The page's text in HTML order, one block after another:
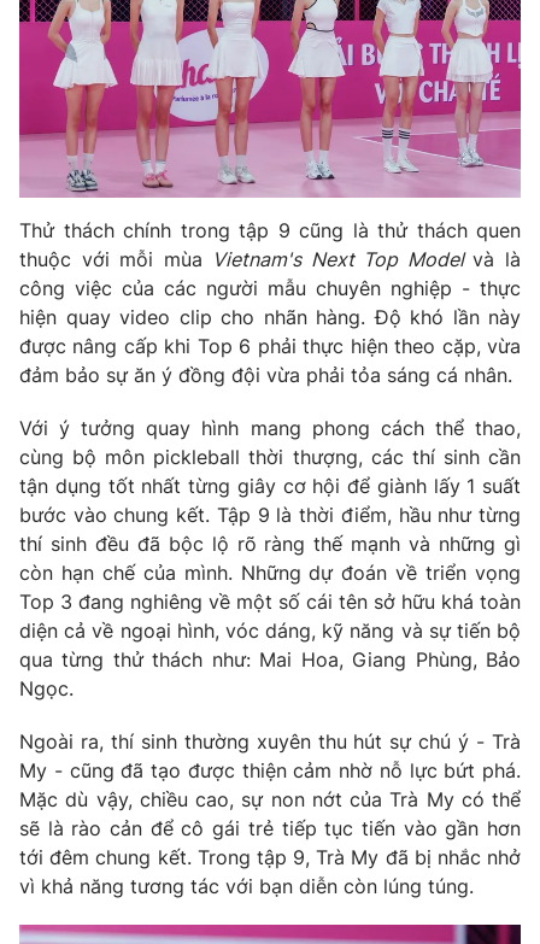
Hậu trường
Nhân vật
Khán giả
Giải sao mai
Điện ảnh
Âm nhạc
Sao
Đời sống
Du lịch
Làm đẹp
Chất lượng cuộc sống
Giáo dục
Tuyển sinh
Học trực tuyến
Công nghệ
Hitech Công nghệ tương lai
Sản phẩm
Thị trường
Tư vấn
Giao lưu trực tuyến
Lịch phát sóng
Chuyên mục khác
Emagazine Podcast
Photo Infographic
Video Shorts video
VTV Money VTV Thể thao
VTV Sức khoẻ Bất động sản
Thị trường 24h Tấm lòng Việt
VTV4 Vươn mình bằng AI
Thử thách chính trong tập 9 cũng là thử thách quen
thuộc với mỗi mùa Vietnam's Next Top Modelvà là
công việc của các người mẫu chuyên nghiệp - thực
hiện quay video clip cho nhãn hàng. Độ khó lần này
được nâng cấp khi Top 6 phải thực hiện theo cặp, vừa
đảm bảo sự ăn ý đồng đội vừa phải tỏa sáng cá nhân.
Với ý tưởng quay hình mang phong cách thể thao,
cùng bộ môn pickleball thời thượng, các thí sinh cần
tận dụng tốt nhất từng giây cơ hội để giành lấy 1 suất
bước vào chung kết. Tập 9 là thời điểm, hầu như từng
thí sinh đều đã bộc lộ rõ ràng thế mạnh và những gì
còn hạn chế của mình. Những dự đoán về triển vọng
Top 3 đang nghiêng về một số cái tên sở hữu khá toàn
diện cả về ngoại hình, vóc dáng, kỹ năng và sự tiến bộ
qua từng thử thách như: Mai Hoa, Giang Phùng, Bảo
Ngọc.
Ngoài ra, thí sinh thường xuyên thu hút sự chú ý - Trà
My - cũng đã tạo được thiện cảm nhờ nỗ lực bứt phá.
Mặc dù vậy, chiều cao, sự non nớt của Trà My có thể
sẽ là rào cản để cô gái trẻ tiếp tục tiến vào gần hơn
tới đêm chung kết. Trong tập 9, Trà My đã bị nhắc nhở
vì khả năng tương tác với bạn diễn còn lúng túng.